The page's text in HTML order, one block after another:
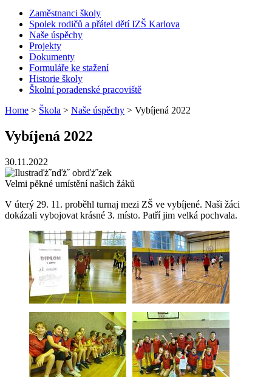
Zaměstnanci školy
Spolek rodičů a přátel dětí IZŠ Karlova
Naše úspěchy
Projekty
Dokumenty
Formuláře ke stažení
Historie školy
Školní poradenské pracoviště
Home > Škola > Naše úspěchy > Vybíjená 2022
Vybíjená 2022
30.11.2022
Velmi pěkné umístění našich žáků
V úterý 29. 11. proběhl turnaj mezi ZŠ ve vybíjené. Naši žáci
dokázali vybojovat krásné 3. místo. Patří jim velká pochvala.